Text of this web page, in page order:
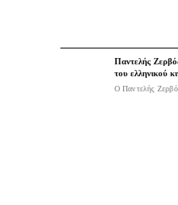
Παντελής
του ελληνικού
Ο Παντελής